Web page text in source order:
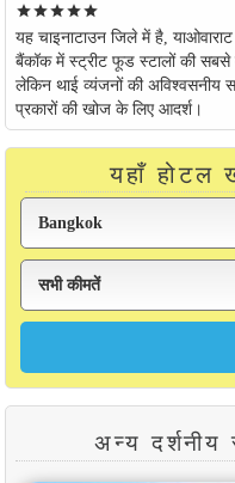
starstarstarstarstar
यह चाइनाटाउन जिले में है,
बैंकॉक में स्ट्रीट फूड स्टालों की सबसे
लेकिन थाई व्यंजनों की अविश्वसनीय
प्रकारों की खोज के लिए आदर्श।
यहाँ होटल
अन्य